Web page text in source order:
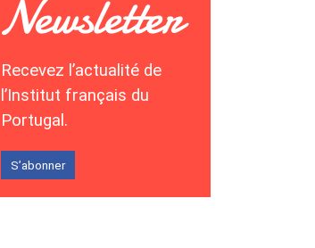
Recevez l’actualité de
l’Institut français du
Portugal.
S’abonner